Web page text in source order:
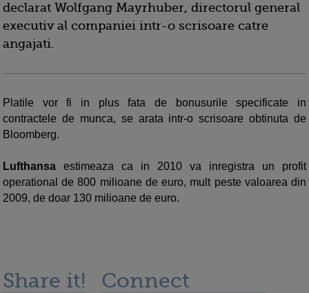
declarat Wolfgang Mayrhuber, directorul general
executiv al companiei intr-o scrisoare catre
angajati.
Platile vor fi in plus fata de bonusurile specificate in
contractele de munca, se arata intr-o scrisoare obtinuta de
Bloomberg.
Lufthansa estimeaza ca in 2010 va inregistra un profit
operational de 800 milioane de euro, mult peste valoarea din
2009, de doar 130 milioane de euro.
Share it! Connect